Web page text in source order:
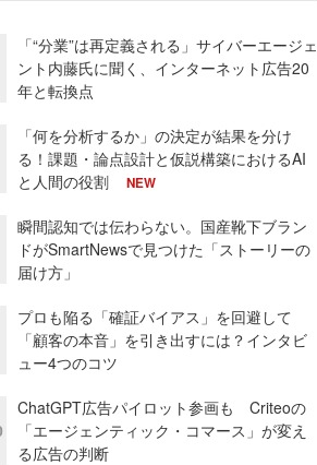
「“分業”は再定義される」サイバーエージェ
ント内藤氏に聞く、インターネット広告20
年と転換点
「何を分析するか」の決定が結果を分け
る！課題・論点設計と仮説構築におけるAI
と人間の役割
NEW
瞬間認知では伝わらない。国産靴下ブラン
ドがSmartNewsで見つけた「ストーリーの
届け方」
プロも陥る「確証バイアス」を回避して
「顧客の本音」を引き出すには？インタビ
ュー4つのコツ
ChatGPT広告パイロット参画も Criteoの
「エージェンティック・コマース」が変え
る広告の判断